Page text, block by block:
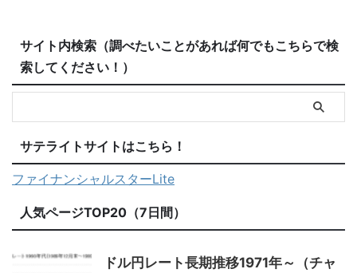
サイト内検索（調べたいことがあれば何でもこちらで検
索してください！）
サテライトサイトはこちら！
ファイナンシャルスターLite
人気ページTOP20（7日間）
ドル円レート長期推移1971年～（チャ